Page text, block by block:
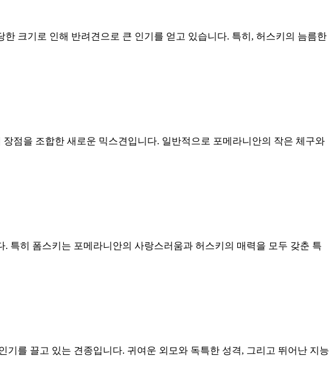
크기로 인해 반려견으로 큰 인기를 얻고 있습니다. 특히, 허스키의 늠름한
점을 조합한 새로운 믹스견입니다. 일반적으로 포메라니안의 작은 체구와
특히 폼스키는 포메라니안의 사랑스러움과 허스키의 매력을 모두 갖춘 특
를 끌고 있는 견종입니다. 귀여운 외모와 독특한 성격, 그리고 뛰어난 지능